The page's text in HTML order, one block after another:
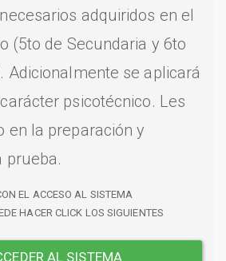
adquiridos en el
(5to de Secundaria y 6to
Adicionalmente se aplicará
psicotécnico. Les
en la preparación y
prueba.
EL ACCESO AL SISTEMA
HACER CLICK LOS SIGUIENTES
AL SISTEMA